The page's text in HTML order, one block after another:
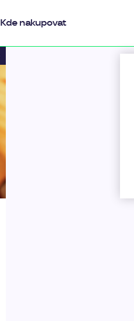
Kde nakupovat